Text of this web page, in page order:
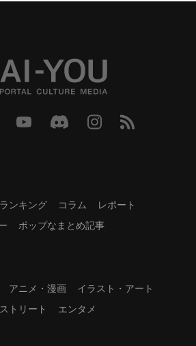
ランキング コラム
レポート
ポップなまとめ記事
アニメ・漫画
イラスト・アート
ストリート エンタメ